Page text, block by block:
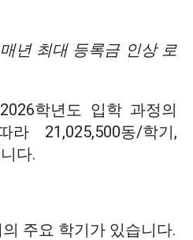
년 최대 등록금 인상 로
학년도 입학 과정의
21,025,500동/학기,
다.
주요 학기가 있습니다.